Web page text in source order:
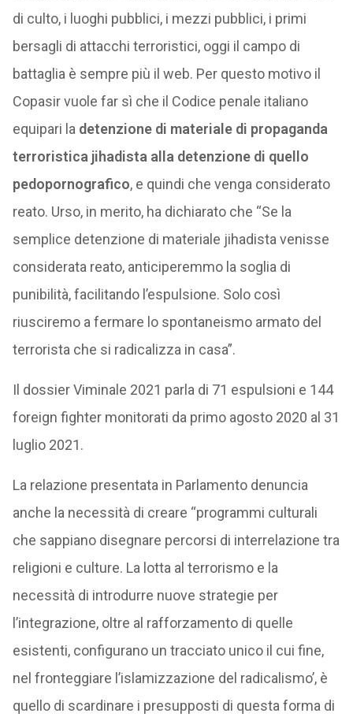
di culto, i luoghi pubblici, i mezzi pubblici, i primi
bersagli di attacchi terroristici, oggi il campo di
battaglia è sempre più il web. Per questo motivo il
Copasir vuole far sì che il Codice penale italiano
equipari la detenzione di materiale di propaganda
terroristica jihadista alla detenzione di quello
pedopornografico, e quindi che venga considerato
reato. Urso, in merito, ha dichiarato che “Se la
semplice detenzione di materiale jihadista venisse
considerata reato, anticiperemmo la soglia di
punibilità, facilitando l’espulsione. Solo così
riusciremo a fermare lo spontaneismo armato del
terrorista che si radicalizza in casa”.
Il dossier Viminale 2021 parla di 71 espulsioni e 144
foreign fighter monitorati da primo agosto 2020 al 31
luglio 2021.
La relazione presentata in Parlamento denuncia
anche la necessità di creare “programmi culturali
che sappiano disegnare percorsi di interrelazione tra
religioni e culture. La lotta al terrorismo e la
necessità di introdurre nuove strategie per
l’integrazione, oltre al rafforzamento di quelle
esistenti, configurano un tracciato unico il cui fine,
nel fronteggiare l’islamizzazione del radicalismo’, è
quello di scardinare i presupposti di questa forma di